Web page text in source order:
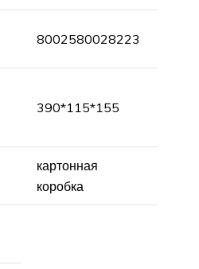
8002580028223
390*115*155
картонная
коробка